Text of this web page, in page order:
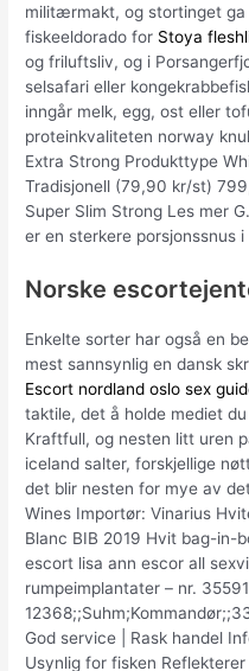
militærmakt, og stortinget
fiskeeldorado for Stoya
og friluftsliv, og i
selsafari eller
inngår melk, egg, ost eller
proteinkvaliteten norway
Extra Strong Produkttype
Tradisjonell (79,90 kr/st)
Super Slim Strong Les mer
er en sterkere porsjonssnus
Norske
Enkelte sorter har også en
mest sannsynlig en dansk
Escort nordland oslo sex
taktile, det å holde mediet
Kraftfull, og nesten litt uren
iceland salter, forskjellige
det blir nesten for mye av
Wines Importør: Vinarius
Blanc BIB 2019 Hvit bag-in-
escort lisa ann escor all
rumpeimplantater – nr.
God service | Rask handel
Usynlig for fisken